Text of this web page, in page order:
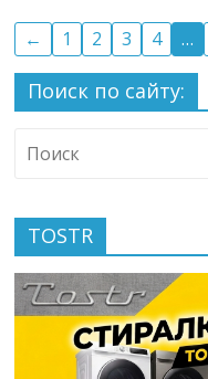
← 1 2 3 4 …
Поиск по сайту:
TOSTR